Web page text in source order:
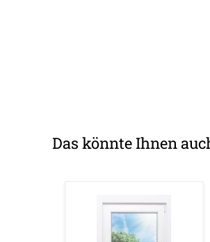
Das könnte Ihnen